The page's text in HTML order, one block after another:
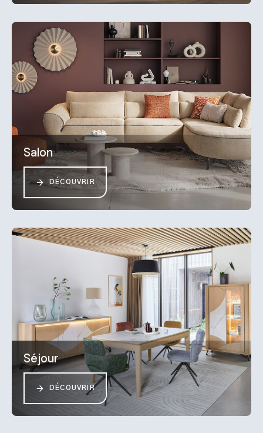
Salon
DÉCOUVRIR
Séjour
DÉCOUVRIR